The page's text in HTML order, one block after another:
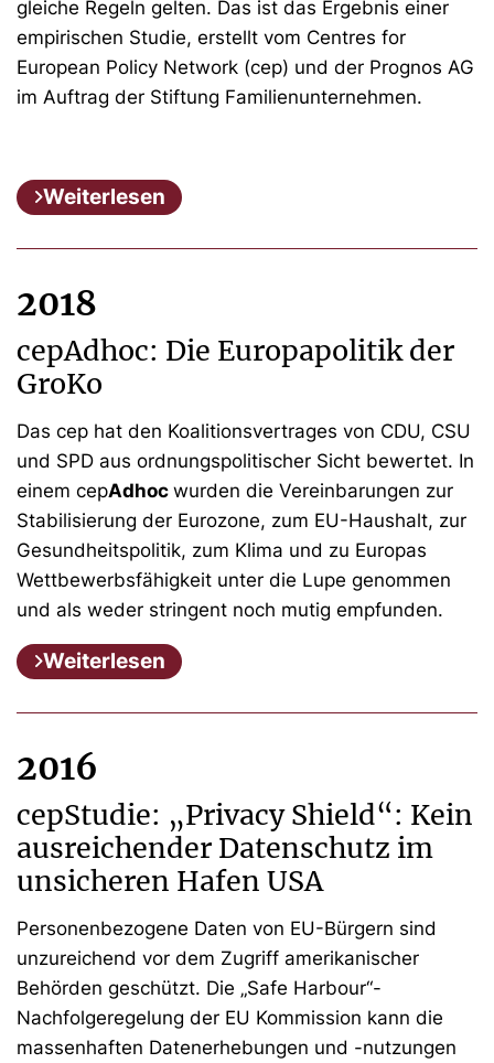
gleiche Regeln gelten. Das ist das Ergebnis einer
empirischen Studie, erstellt vom Centres for
European Policy Network (cep) und der Prognos AG
im Auftrag der Stiftung Familienunternehmen.
Weiterlesen
2018
cepAdhoc: Die Europapolitik der
GroKo
Das cep hat den Koalitionsvertrages von CDU, CSU
und SPD aus ordnungspolitischer Sicht bewertet. In
einem cepAdhoc wurden die Vereinbarungen zur
Stabilisierung der Eurozone, zum EU-Haushalt, zur
Gesundheitspolitik, zum Klima und zu Europas
Wettbewerbsfähigkeit unter die Lupe genommen
und als weder stringent noch mutig empfunden.
Weiterlesen
2016
cepStudie: „Privacy Shield“: Kein
ausreichender Datenschutz im
unsicheren Hafen USA
Personenbezogene Daten von EU-Bürgern sind
unzureichend vor dem Zugriff amerikanischer
Behörden geschützt. Die „Safe Harbour“-
Nachfolgeregelung der EU Kommission kann die
massenhaften Datenerhebungen und -nutzungen